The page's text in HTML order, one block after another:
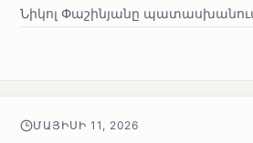
Նիկոլ Փաշինյանը
ՄԱՅԻՍԻ 11, 2026